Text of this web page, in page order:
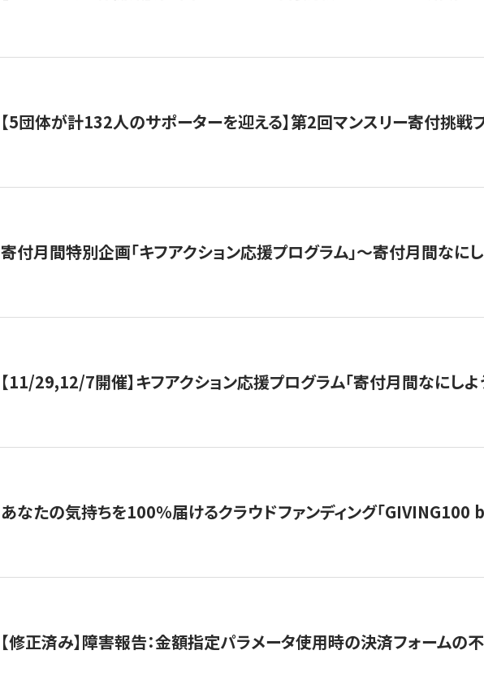
【5団体が計132人のサポーターを迎える】第2回マンスリー寄付挑戦
寄付月間特別企画「キフアクション応援プログラム」〜寄付月間なに
【11/29,12/7開催】キフアクション応援プログラム「寄付月間なにし
あなたの気持ちを100％届けるクラウドファンディング「GIVING100
【修正済み】障害報告：金額指定パラメータ使用時の決済フォームの